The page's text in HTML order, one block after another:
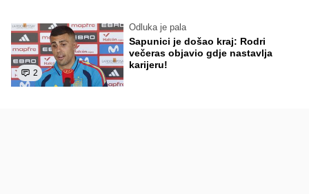
2
Odluka je pala
Sapunici je došao kraj: Rodri
večeras objavio gdje nastavlja
karijeru!